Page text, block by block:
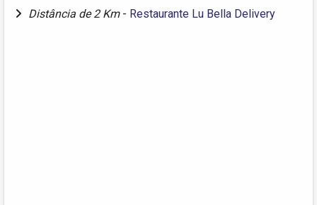
Distância de 2 Km - Restaurante Lu Bella Delivery